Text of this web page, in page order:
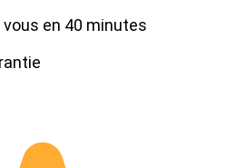
en 40 minutes